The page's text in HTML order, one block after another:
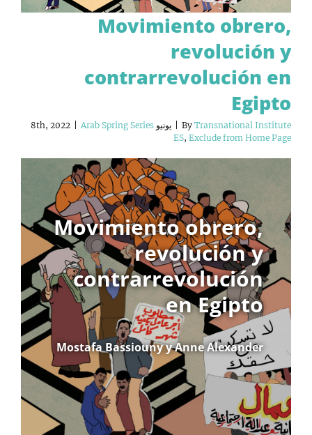
Movimiento obrero,
revolución y
contrarrevolución en
Egipto
By Transnational Institute يونيو 8th, 2022 Arab Spring Series
ES, Exclude from Home Page
Movimiento obrero,
revolución y
contrarrevolución
en Egipto
Mostafa Bassiouny y Anne Alexander